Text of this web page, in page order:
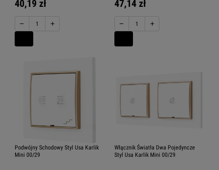
40,19 zł
− +
47,14 zł
− +
Podwójny Schodowy Styl Usa Karlik
Mini 00/29
Włącznik Światła Dwa Pojedyncze
Styl Usa Karlik Mini 00/29